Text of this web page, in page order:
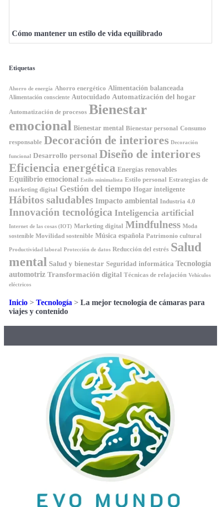
Cómo mantener un estilo de vida equilibrado
Etiquetas
Ahorro de energía Ahorro energético Alimentación balanceada
Alimentación consciente Autocuidado Automatización del hogar
Automatización de procesos Bienestar
emocional Bienestar mental Bienestar personal Consumo
responsable Decoración de interiores Decoración
funcional Desarrollo personal Diseño de interiores
Eficiencia energética Energías renovables
Equilibrio emocional Estilo minimalista Estilo personal Estrategias de
marketing digital Gestión del tiempo Hogar inteligente
Hábitos saludables Impacto ambiental Industria 4.0
Innovación tecnológica Inteligencia artificial
Internet de las cosas (IOT) Marketing digital Mindfulness Moda
sostenible Movilidad sostenible Música española Patrimonio cultural
Productividad laboral Protección de datos Reducción del estrés Salud
mental Salud y bienestar Seguridad informática Tecnología
automotriz Transformación digital Técnicas de relajación Vehículos
eléctricos
Inicio > Tecnología > La mejor tecnología de cámaras para
viajes y contenido